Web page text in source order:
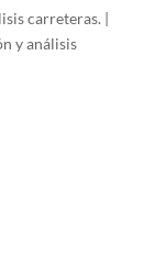
carreteras. |
y análisis